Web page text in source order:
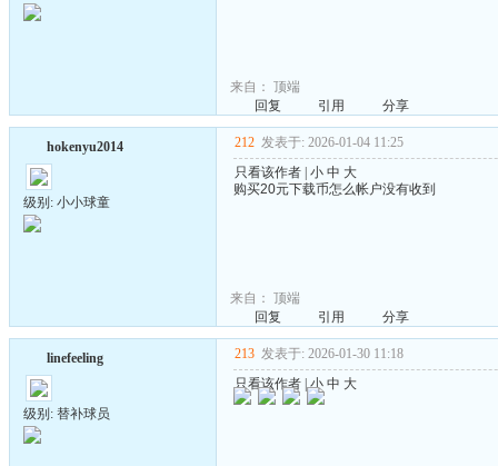
来自： 顶端
回复
引用 分享
hokenyu2014
级别: 小小球童
212 发表于: 2026-01-04 11:25
只看该作者 小 中 大
购买20元下载币怎么帐户没有收到
来自： 顶端
回复
引用 分享
linefeeling
级别: 替补球员
213 发表于: 2026-01-30 11:18
只看该作者 |小 中 大